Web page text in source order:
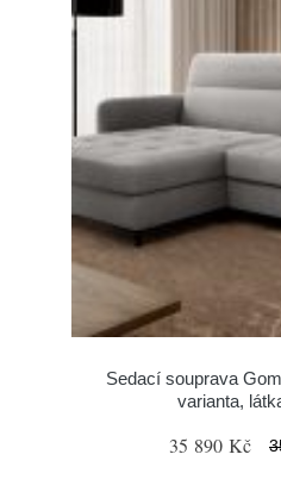
Sedací souprava
varianta,
35 890 Kč